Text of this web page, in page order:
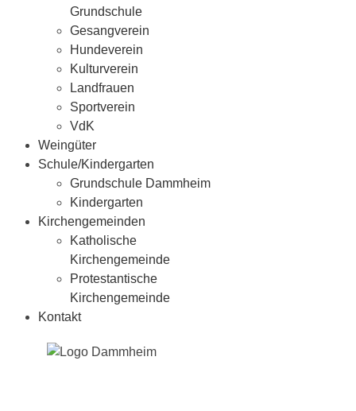
Grundschule
Gesangverein
Hundeverein
Kulturverein
Landfrauen
Sportverein
VdK
Weingüter
Schule/Kindergarten
Grundschule Dammheim
Kindergarten
Kirchengemeinden
Katholische
Kirchengemeinde
Protestantische
Kirchengemeinde
Kontakt